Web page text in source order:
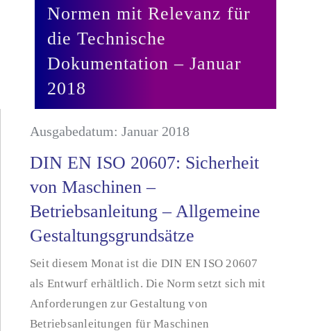
Normen mit Relevanz für
die Technische
Dokumentation – Januar
2018
Ausgabedatum: Januar 2018
DIN EN ISO 20607: Sicherheit
von Maschinen –
Betriebsanleitung – Allgemeine
Gestaltungsgrundsätze
Seit diesem Monat ist die DIN EN ISO 20607
als Entwurf erhältlich. Die Norm setzt sich mit
Anforderungen zur Gestaltung von
Betriebsanleitungen für Maschinen